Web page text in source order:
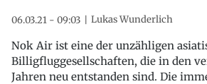
06.03.21 - 09:03 Lukas Wunderlich
Nok Air ist eine der unzähligen
Billigfluggesellschaften, die in den
Jahren neu entstanden sind. Die